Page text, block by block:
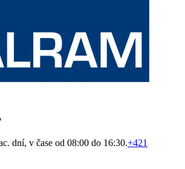
dní, v čase od 08:00 do 16:30.+421